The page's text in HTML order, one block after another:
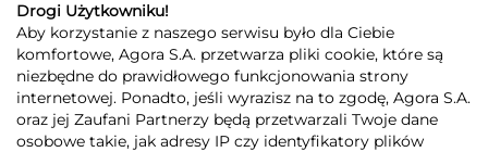
GRUPA AGORA DLA INWESTORÓW DLA MEDIÓW
REKLAMA
ESG
KONTAKT
Drogi Użytkowniku!
Aby korzystanie z naszego serwisu było dla Ciebie
komfortowe, Agora S.A. przetwarza pliki cookie, które są
niezbędne do prawidłowego funkcjonowania strony
internetowej. Ponadto, jeśli wyrazisz na to zgodę, Agora S.A.
oraz jej Zaufani Partnerzy będą przetwarzali Twoje dane
osobowe takie, jak adresy IP czy identyfikatory plików